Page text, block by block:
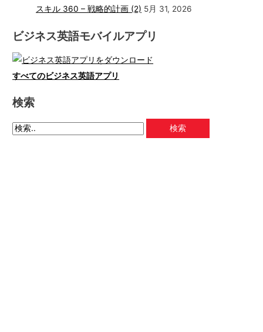
スキル 360 – 戦略的計画 (2) 5月 31, 2026
ビジネス英語モバイルアプリ
すべてのビジネス英語アプリ
検索